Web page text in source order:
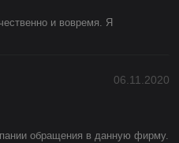
и вовремя. Я
06.11.2020
обращения в данную фирму.